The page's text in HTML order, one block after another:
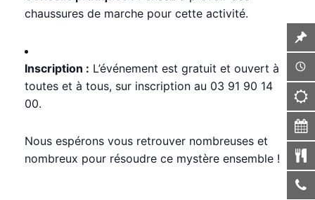
chaussures de marche pour cette activité.
Inscription : L’événement est gratuit et ouvert à
toutes et à tous, sur inscription au 03 91 90 14
00.
Nous espérons vous retrouver nombreuses et
nombreux pour résoudre ce mystère ensemble !